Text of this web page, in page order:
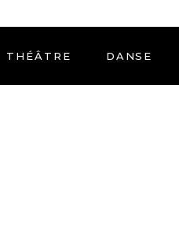
THÉÂTRE DANSE